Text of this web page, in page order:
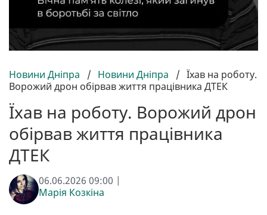
Новини Дніпра / Новини Дніпра / Їхав на роботу.
Ворожий дрон обірвав життя працівника ДТЕК
Їхав на роботу. Ворожий дрон
обірвав життя працівника
ДТЕК
06.06.2026 09:00 |
Марія Козкіна